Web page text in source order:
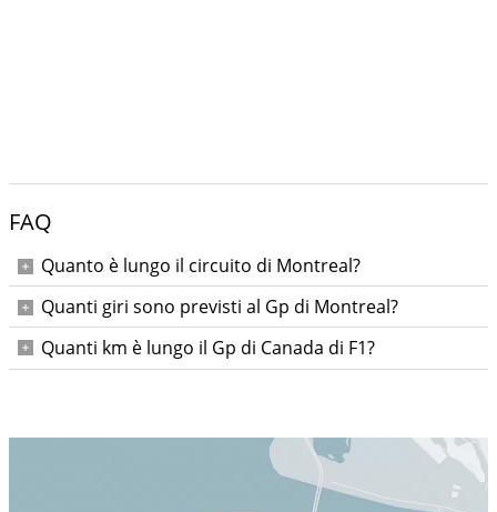
FAQ
Quanto è lungo il circuito di Montreal?
4,361 km
Quanti giri sono previsti al Gp di Montreal?
70 Quanti km è lungo il Gp di Canada di F1?